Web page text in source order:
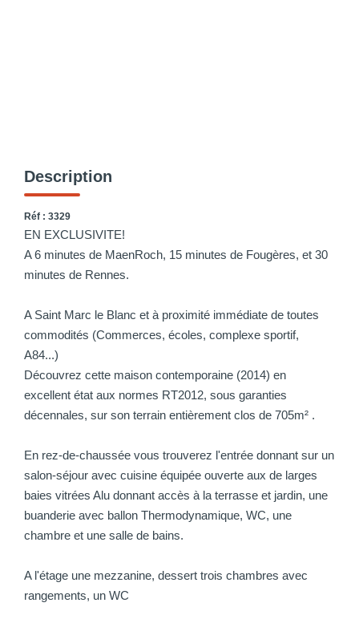
Description
Réf : 3329
EN EXCLUSIVITE!
A 6 minutes de MaenRoch, 15 minutes de Fougères, et 30
minutes de Rennes.
A Saint Marc le Blanc et à proximité immédiate de toutes
commodités (Commerces, écoles, complexe sportif,
A84...)
Découvrez cette maison contemporaine (2014) en
excellent état aux normes RT2012, sous garanties
décennales, sur son terrain entièrement clos de 705m² .
En rez-de-chaussée vous trouverez l'entrée donnant sur un
salon-séjour avec cuisine équipée ouverte aux de larges
baies vitrées Alu donnant accès à la terrasse et jardin, une
buanderie avec ballon Thermodynamique, WC, une
chambre et une salle de bains.
A l'étage une mezzanine, dessert trois chambres avec
rangements, un WC